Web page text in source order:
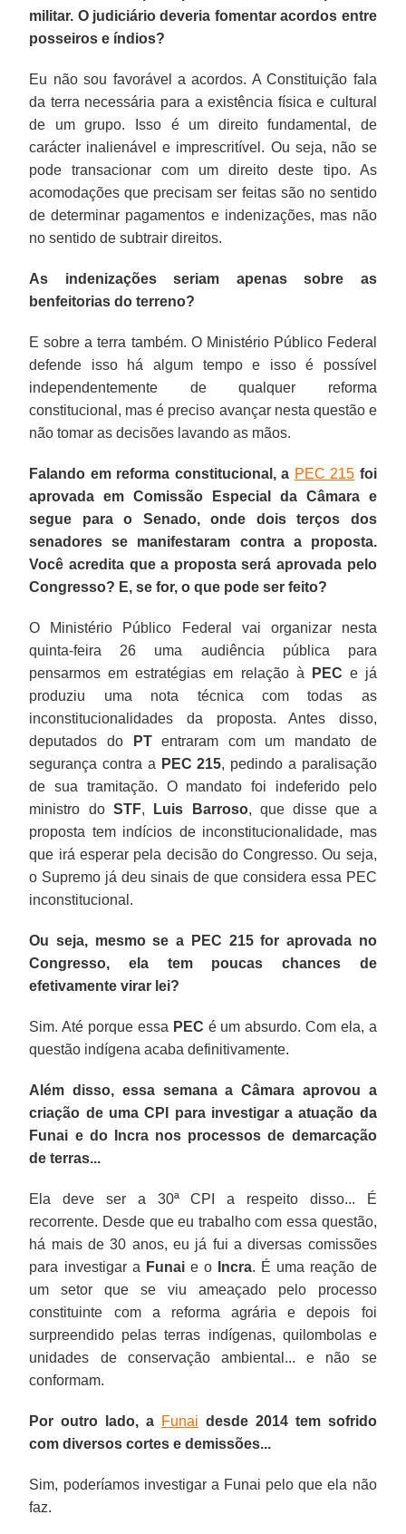
militar. O judiciário deveria fomentar acordos entre
posseiros e índios?
Eu não sou favorável a acordos. A Constituição fala
da terra necessária para a existência física e cultural
de um grupo. Isso é um direito fundamental, de
carácter inalienável e imprescritível. Ou seja, não se
pode transacionar com um direito deste tipo. As
acomodações que precisam ser feitas são no sentido
de determinar pagamentos e indenizações, mas não
no sentido de subtrair direitos.
As indenizações seriam apenas sobre as
benfeitorias do terreno?
E sobre a terra também. O Ministério Público Federal
defende isso há algum tempo e isso é possível
independentemente de qualquer reforma
constitucional, mas é preciso avançar nesta questão e
não tomar as decisões lavando as mãos.
Falando em reforma constitucional, a PEC 215 foi
aprovada em Comissão Especial da Câmara e
segue para o Senado, onde dois terços dos
senadores se manifestaram contra a proposta.
Você acredita que a proposta será aprovada pelo
Congresso? E, se for, o que pode ser feito?
O Ministério Público Federal vai organizar nesta
quinta-feira 26 uma audiência pública para
pensarmos em estratégias em relação à
PEC e já
produziu uma nota técnica com todas as
inconstitucionalidades da proposta. Antes disso,
deputados do
PTentraram com um mandato de
segurança contra a PEC 215, pedindo a paralisação
de sua tramitação. O mandato foi indeferido pelo
ministro do STF, Luis Barroso, que disse que a
proposta tem indícios de inconstitucionalidade, mas
que irá esperar pela decisão do Congresso. Ou seja,
o Supremo já deu sinais de que considera essa PEC
inconstitucional.
Ou seja, mesmo se a PEC 215 for aprovada no
Congresso, ela tem poucas chances de
efetivamente virar lei?
Sim. Até porque essa PEC é um absurdo. Com ela, a
questão indígena acaba definitivamente.
Além disso, essa semana a Câmara aprovou a
criação de uma CPI para investigar a atuação da
Funai e do Incra nos processos de demarcação
de terras...
Ela deve ser a 30ª CPI a respeito disso... É
recorrente. Desde que eu trabalho com essa questão,
há mais de 30 anos, eu já fui a diversas comissões
para investigar a Funaie o Incra. É uma reação de
um setor que se viu ameaçado pelo processo
constituinte com a reforma agrária e depois foi
surpreendido pelas terras indígenas, quilombolas e
unidades de conservação ambiental... e não se
conformam.
Por outro lado, a Funai desde 2014 tem sofrido
com diversos cortes e demissões...
Sim, poderíamos investigar a Funai pelo que ela não
faz.